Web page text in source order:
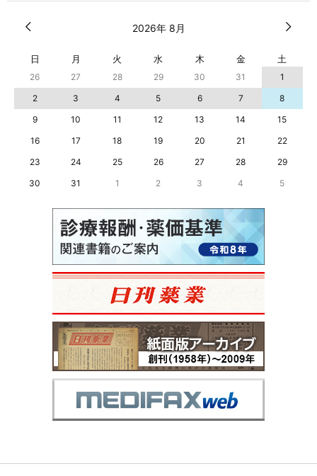
2026年 8月
日 月 火 水 木 金 土
26 27 28 29 30 31
1
2
3 4 5 6 7
8
9
10 11 12 13 14
15
16
17 18 19 20 21
22
23
24 25 26 27 28
29
30
31 1 2 3 4 5